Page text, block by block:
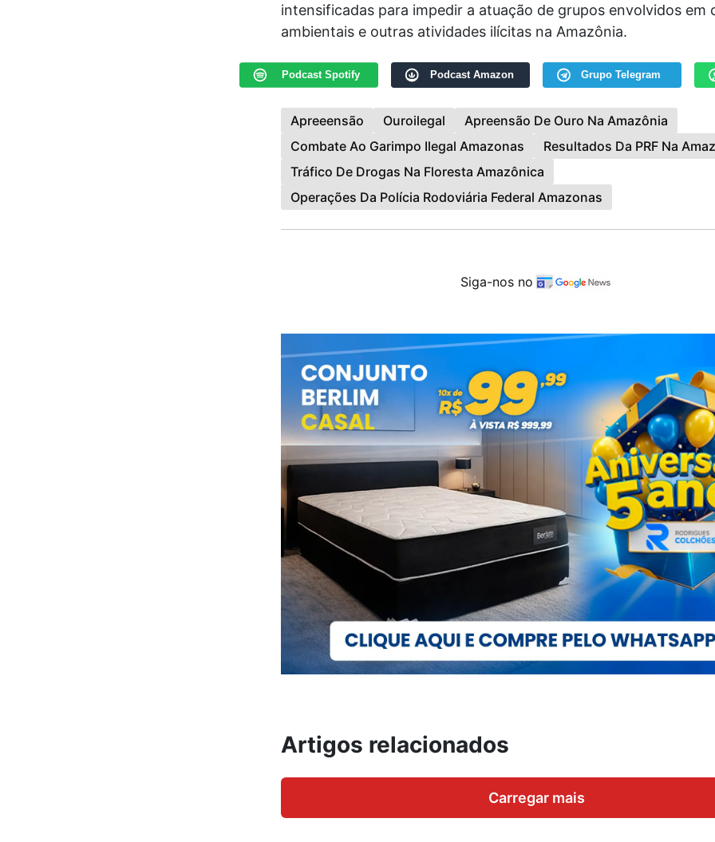
intensificadas para impedir a atuação de grupos envolvidos em
ambientais e outras atividades ilícitas na Amazônia.
Podcast Spotify Podcast Amazon Grupo Telegram
Apreeensão Ouroilegal
Apreensão De Ouro Na Amazônia
Combate Ao Garimpo Ilegal Amazonas
Resultados Da PRF Na
Tráfico De Drogas Na Floresta Amazônica
Operações Da Polícia Rodoviária Federal Amazonas
Siga-nos no
Artigos relacionados
Carregar mais